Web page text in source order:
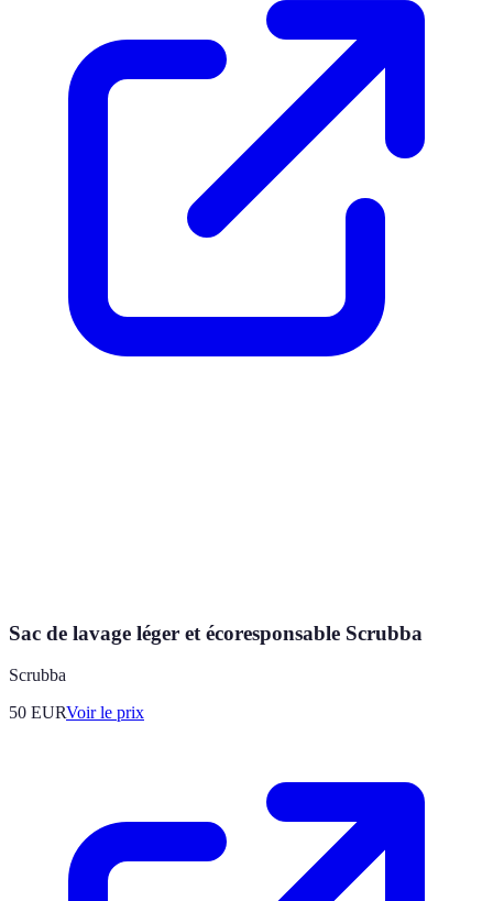
Sac de lavage léger et écoresponsable Scrubba
Scrubba
50 EURVoir le prix